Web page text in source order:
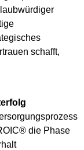
schafft,
die Phase